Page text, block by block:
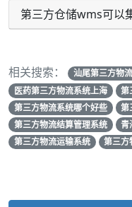
第三方仓储wms可以
相关搜索： 汕尾第三方物
医药第三方物流系统上海
第
第三方物流系统哪个好些
第
第三方物流结算管理系统
青
第三方物流运输系统
第三方